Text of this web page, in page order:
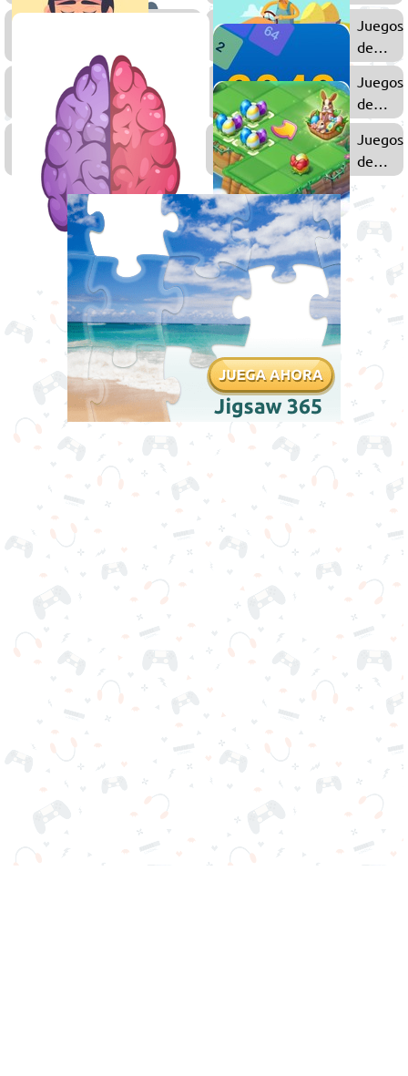
Puzzle
Relajantes
Juegos
de
Granjas
de
Mesa
Juegos
de
2048
Juegos
de
Lógica
Juegos
de